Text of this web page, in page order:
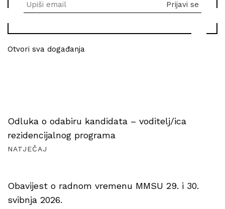
Otvori sva događanja
Odluka o odabiru kandidata – voditelj/ica
rezidencijalnog programa
NATJEČAJ
Obavijest o radnom vremenu MMSU 29. i 30.
svibnja 2026.